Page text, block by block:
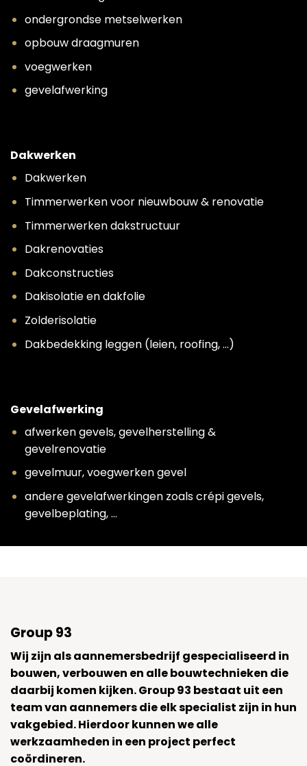
ondergrondse metselwerken
opbouw draagmuren
voegwerken
gevelafwerking
Dakwerken
Dakwerken
Timmerwerken voor nieuwbouw & renovatie
Timmerwerken dakstructuur
Dakrenovaties
Dakconstructies
Dakisolatie en dakfolie
Zolderisolatie
Dakbedekking leggen (leien, roofing, …)
Gevelafwerking
afwerken gevels, gevelherstelling &
gevelrenovatie
gevelmuur, voegwerken gevel
andere gevelafwerkingen zoals crépi gevels,
gevelbeplating, …
Group 93
Wij zijn als aannemersbedrijf gespecialiseerd in
bouwen, verbouwen en alle bouwtechnieken die
daarbij komen kijken. Group 93 bestaat uit een
team van aannemers die elk specialist zijn in hun
vakgebied. Hierdoor kunnen we alle
werkzaamheden in een project perfect
coördineren.